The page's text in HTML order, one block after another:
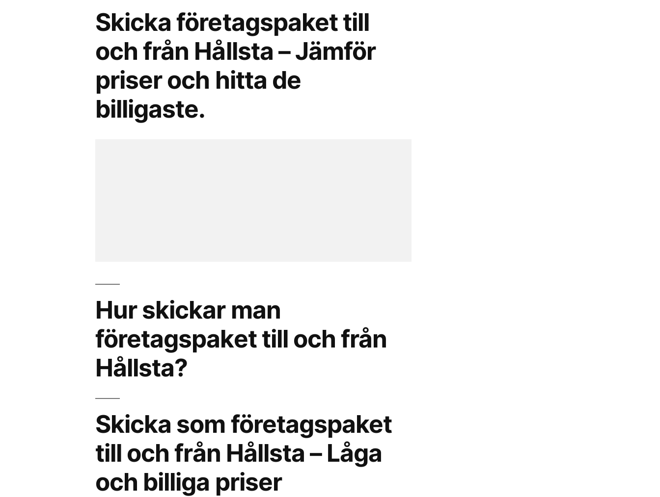
Skicka företagspaket till
och från Hållsta – Jämför
priser och hitta de
billigaste.
Hur skickar man
företagspaket till och från
Hållsta?
Skicka som företagspaket
till och från Hållsta – Låga
och billiga priser